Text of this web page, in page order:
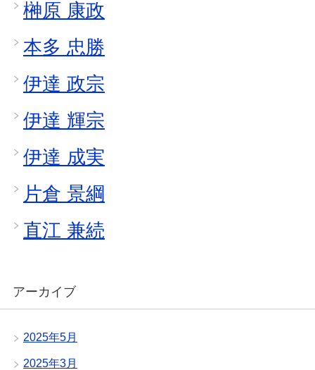
榊原 康政
本多 忠勝
伊達 政宗
伊達 輝宗
伊達 成実
片倉 景綱
直江 兼続
アーカイブ
2025年5月
2025年3月